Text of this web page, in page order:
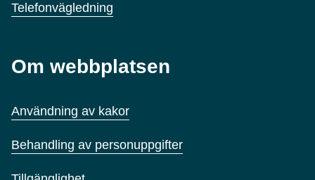
Telefonvägledning
Om webbplatsen
Användning av kakor
Behandling av personuppgifter